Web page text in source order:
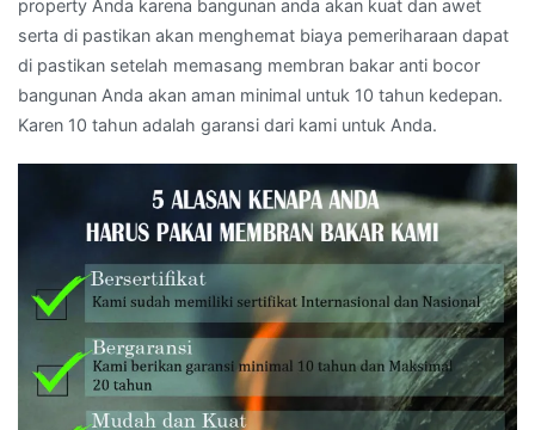
property Anda karena bangunan anda akan kuat dan awet
serta di pastikan akan menghemat biaya pemeriharaan dapat
di pastikan setelah memasang membran bakar anti bocor
bangunan Anda akan aman minimal untuk 10 tahun kedepan.
Karen 10 tahun adalah garansi dari kami untuk Anda.